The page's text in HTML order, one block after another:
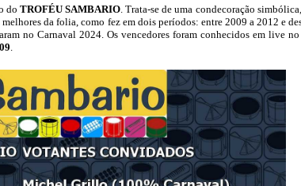
do TROFÉU SAMBARIO. Trata-se de uma condecoração
da folia, como fez em dois períodos: entre 2009 a 2012 e
no Carnaval 2024. Os vencedores foram conhecidos em live no
.